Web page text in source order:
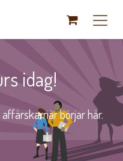
idag!
börjar här.